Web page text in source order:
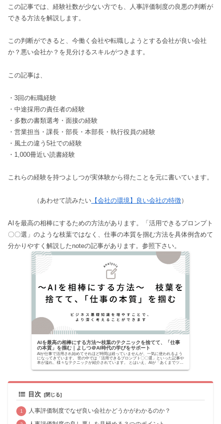
この記事では、経験社数が少ない方でも、人事評価制度の良悪の判断が
できる方法を解説します。
この判断ができると、今働く会社や転職しようとする会社が良い会社
か？悪い会社か？を見分けるスキルがつきます。
この記事は、
・3回の転職経験
・中途採用の責任者の経験
・多数の書類選考・面接の経験
・営業担当・課長・部長・本部長・執行役員の経験
・風土の違う5社での経験
・1,000冊近い読書経験
これらの経験を持つよしつが実体験から得たことを元に書いています。
（あわせて読みたい 【会社の環境】良い会社の特徴）
AIを最高の相棒にするための方法があります。「活用できるプロンプト
〇〇選」のような枝葉ではなく、仕事の本質を掴む方法を具体例含めて
分かりやすく解説したnoteの記事があります。参照下さい。
AIを最高の相棒にする方法〜枝葉のテクニックを捨てて、「仕事
の本質」を掴む｜よしつ＠AI時代の学びをサポート
AIが仕事で活用され始めてそれほど時間は経っていませんが、一気に使われるよう
になってきています。 世の中では「活用できるプロンプト〇〇選」といった記事や
本が溢れ、様々なテクニックが紹介されています。 とはいえ、AIが「あくまでツー
目次
人事評価制度でなぜ良い会社かどうかがわかるのか？